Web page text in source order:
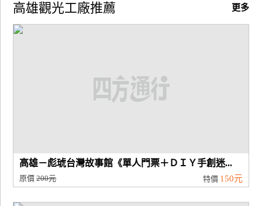
廠
合
品
宣
更多
高雄觀光工廠推薦
高雄－彪琥台灣故事館《單人門票＋ＤＩＹ手創迷...
原價200元 特價 150元